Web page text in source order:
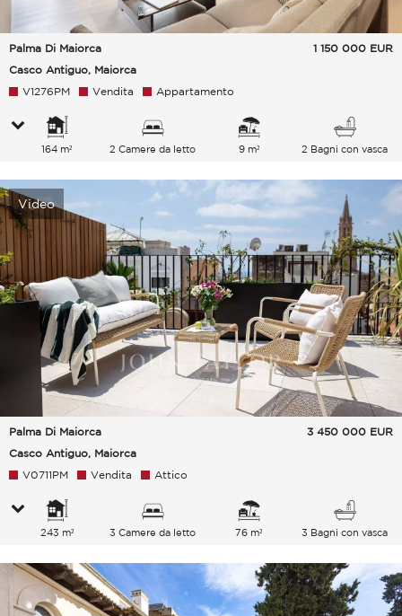
Palma Di Maiorca
Casco Antiguo, Maiorca
1 150 000 EUR
V1276PM Vendita Appartamento
164 m² 2 Camere da letto 9 m² 2 Bagni con vasca
Video
Palma Di Maiorca
Casco Antiguo, Maiorca
3 450 000 EUR
V0711PM Vendita Attico
243 m² 3 Camere da letto 76 m² 3 Bagni con vasca